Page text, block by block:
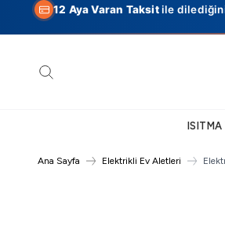
12 Aya Varan Taksitile
Ana Sayfa Elektrikli Ev Aletleri